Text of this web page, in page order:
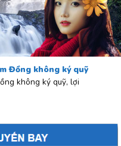
Đồng không ký quỹ
không ký quỹ, lợi